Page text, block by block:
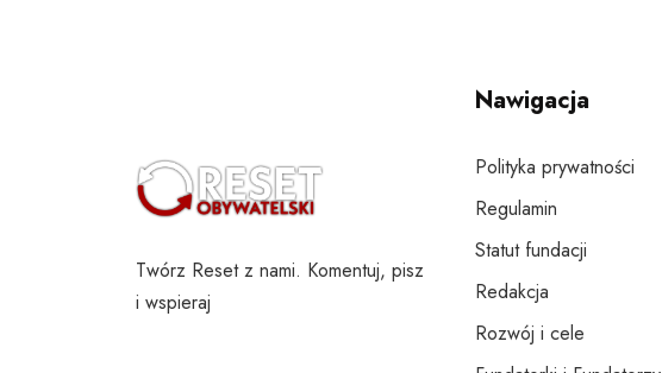
Twórz Reset z nami. Komentuj, pisz
i wspieraj
Nawigacja
Polityka prywatności
Regulamin
Statut fundacji
Redakcja
Rozwój i cele